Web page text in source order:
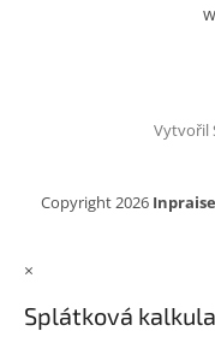
Vytvořil
Copyright 2026
×
Splátková